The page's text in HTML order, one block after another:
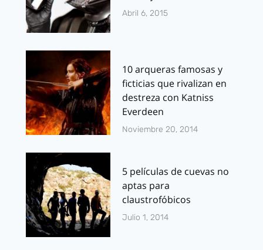
Abril 6, 2015
10 arqueras famosas y
ficticias que rivalizan en
destreza con Katniss
Everdeen
Noviembre 20, 2014
5 películas de cuevas no
aptas para
claustrofóbicos
Julio 1, 2014